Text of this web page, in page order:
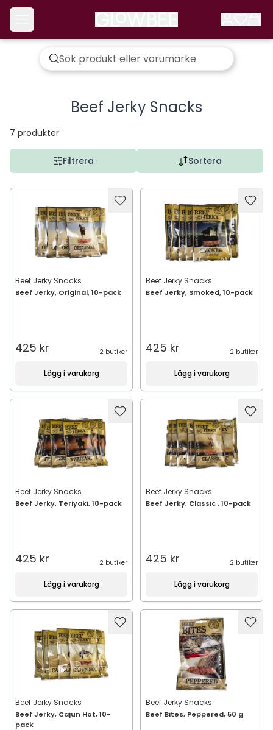
Beef Jerky Snacks
7 produkter
Filtrera Sortera
Beef Jerky Snacks
Beef Jerky, Original, 10-pack
425 kr 2 butiker
Lägg i varukorg
Beef Jerky Snacks
Beef Jerky, Smoked, 10-pack
425 kr 2 butiker
Lägg i varukorg
Beef Jerky Snacks
Beef Jerky, Teriyaki, 10-pack
425 kr 2 butiker
Lägg i varukorg
Beef Jerky Snacks
Beef Jerky, Classic , 10-pack
425 kr 2 butiker
Lägg i varukorg
Beef Jerky Snacks
Beef Jerky, Cajun Hot, 10-
pack
Beef Jerky Snacks
Beef Bites, Peppered, 50 g